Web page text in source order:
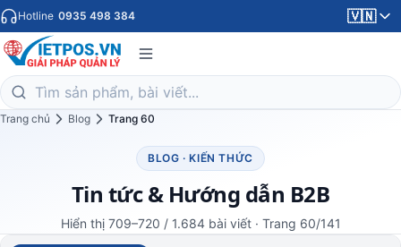
Hotline 0935 498 384 🇻🇳
Trang chủ Blog Trang 60
BLOG · KIẾN THỨC
Tin tức & Hướng dẫn B2B
Hiển thị 709–720 / 1.684 bài viết · Trang 60/141